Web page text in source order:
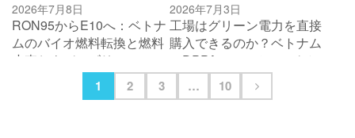
2026年7月8日
RON95からE10へ：ベトナ
ムのバイオ燃料転換と燃料
小売およびモビリティへの
2026年7月3日
工場はグリーン電力を直接
購入できるのか？ベトナム
のDPPAフレームワークと
製造業への投資
1 2 3 … 10